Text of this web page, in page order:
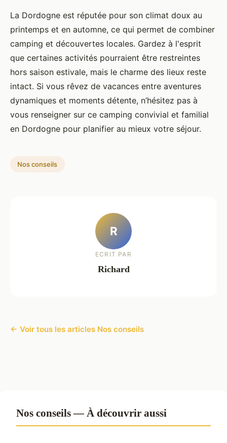
La Dordogne est réputée pour son climat doux au
printemps et en automne, ce qui permet de combiner
camping et découvertes locales. Gardez à l'esprit
que certaines activités pourraient être restreintes
hors saison estivale, mais le charme des lieux reste
intact. Si vous rêvez de vacances entre aventures
dynamiques et moments détente, n’hésitez pas à
vous renseigner sur ce camping convivial et familial
en Dordogne pour planifier au mieux votre séjour.
Nos conseils
R
ECRIT PAR
Richard
← Voir tous les articles Nos conseils
Nos conseils — À découvrir aussi